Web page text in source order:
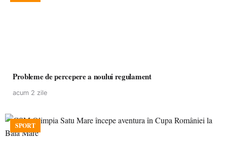
Probleme de percepere a noului regulament
acum 2 zile
SPORT